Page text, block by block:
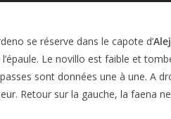
se réserve dans le capote d’
Le novillo est faible et
sont données une à une. A
Retour sur la gauche, la faena